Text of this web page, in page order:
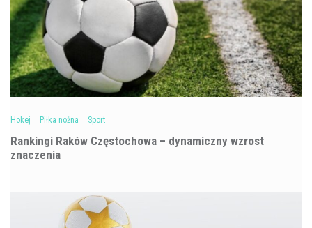
Hokej Piłka nożna Sport
Rankingi Raków Częstochowa – dynamiczny wzrost
znaczenia